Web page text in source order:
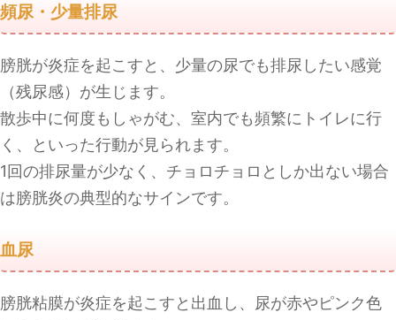
頻尿・少量排尿
膀胱が炎症を起こすと、少量の尿でも排尿したい感覚
（残尿感）が生じます。
散歩中に何度もしゃがむ、室内でも頻繁にトイレに行
く、といった行動が見られます。
1回の排尿量が少なく、チョロチョロとしか出ない場合
は膀胱炎の典型的なサインです。
血尿
膀胱粘膜が炎症を起こすと出血し、尿が赤やピンク色